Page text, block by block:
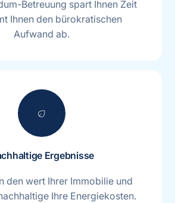
Betreuung spart Ihnen Zeit
Ihnen den bürokratischen
Aufwand ab.
eco
Ergebnisse
den wert Ihrer Immobilie und
Ihre Energiekosten.